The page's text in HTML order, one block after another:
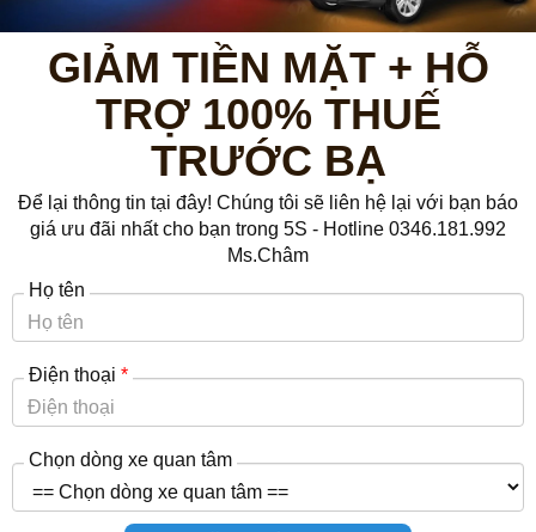
Các khoản điều kiện vay vốn khi mua xe ô tô trả góp tại các ngân hàng hiện nay
3) Tài sản bảo đảm
Tài sản bảo đảm là chính xe ô tô vay mua.
Tài sản khác thuộc sở hữu của khách hàng/bên thứ ba.
Kết hợp hai hình thức bảo đảm trên.
GIẢM TIỀN MẶT + HỖ
TRỢ 100% THUẾ
TRƯỚC BẠ
Để lại thông tin tại đây! Chúng tôi sẽ liên hệ lại với bạn báo
giá ưu đãi nhất cho bạn trong 5S - Hotline 0346.181.992
Ms.Châm
Họ tên
Điện thoại *
Chọn dòng xe quan tâm